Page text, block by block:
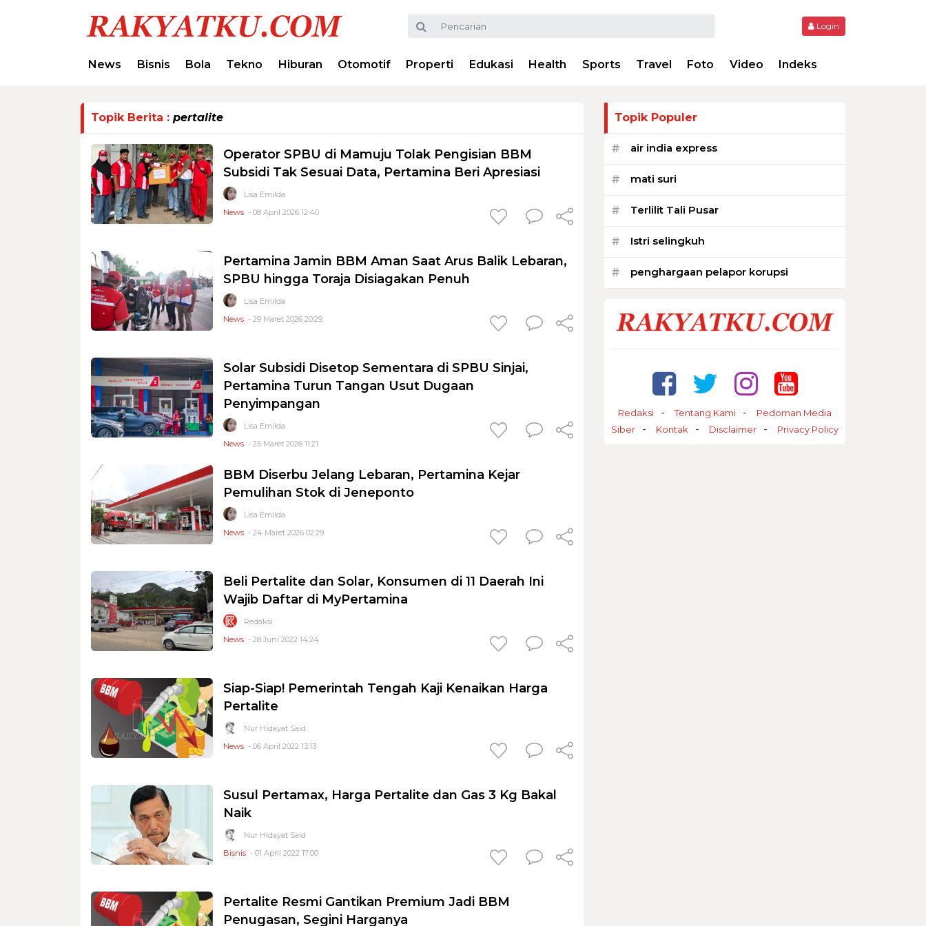
Login
News Bisnis Bola Tekno Hiburan Otomotif Properti Edukasi Health Sports Travel Foto Video Indeks
Topik Berita : pertalite
Operator SPBU di Mamuju Tolak Pengisian BBM
Subsidi Tak Sesuai Data, Pertamina Beri Apresiasi
Lisa Emilda
News - 08 April 2026 12:40
Pertamina Jamin BBM Aman Saat Arus Balik Lebaran,
SPBU hingga Toraja Disiagakan Penuh
Lisa Emilda
News - 29 Maret 2026 20:29
Solar Subsidi Disetop Sementara di SPBU Sinjai,
Pertamina Turun Tangan Usut Dugaan
Penyimpangan
Lisa Emilda
News - 25 Maret 2026 11:21
BBM Diserbu Jelang Lebaran, Pertamina Kejar
Pemulihan Stok di Jeneponto
Lisa Emilda
News - 24 Maret 2026 02:29
Beli Pertalite dan Solar, Konsumen di 11 Daerah Ini
Wajib Daftar di MyPertamina
Redaksi
News - 28 Juni 2022 14:24
Siap-Siap! Pemerintah Tengah Kaji Kenaikan Harga
Pertalite
Nur Hidayat Said
News - 06 April 2022 13:13
Susul Pertamax, Harga Pertalite dan Gas 3 Kg Bakal
Naik
Nur Hidayat Said
Bisnis - 01 April 2022 17:00
Pertalite Resmi Gantikan Premium Jadi BBM
Penugasan, Segini Harganya
Topik Populer
# air india express
# mati suri
# Terlilit Tali Pusar
# Istri selingkuh
# penghargaan pelapor korupsi
Redaksi Tentang Kami
Pedoman Media
Siber
Kontak Disclaimer Privacy Policy